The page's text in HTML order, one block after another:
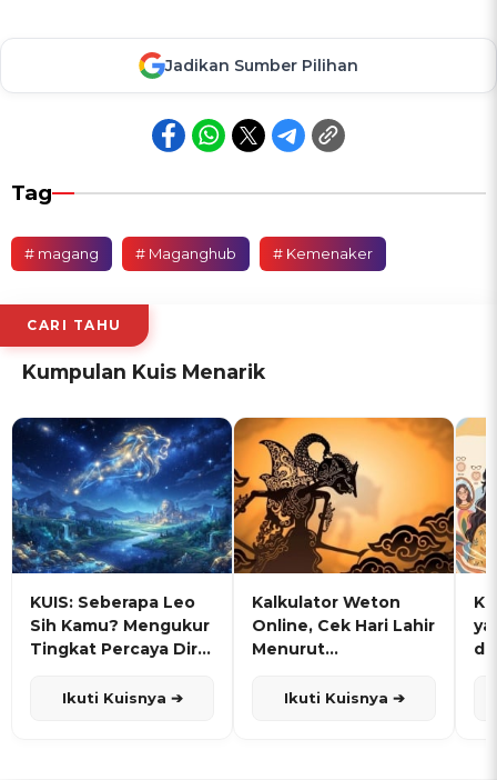
Jadikan Sumber Pilihan
Tag
# magang # Maganghub # Kemenaker
CARI TAHU
Kumpulan Kuis Menarik
KUIS: Seberapa Leo
Sih Kamu? Mengukur
Tingkat Percaya Diri
Ikuti Kuisnya ➔
Kalkulator Weton
Online, Cek Hari Lahir
Menurut
Ikuti Kuisnya ➔